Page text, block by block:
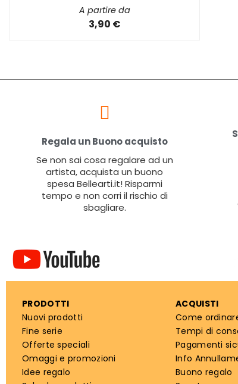
A partire da
3,90 €
Regala un Buono acquisto
Se non sai cosa regalare ad un
artista, acquista un buono
spesa Bellearti.it! Risparmi
tempo e non corri il rischio di
sbagliare.
PRODOTTI
Nuovi prodotti
Fine serie
Offerte speciali
Omaggi e promozioni
Idee regalo
ACQUISTI
Come
Tempi di
Pagamenti
Info
Buono regalo